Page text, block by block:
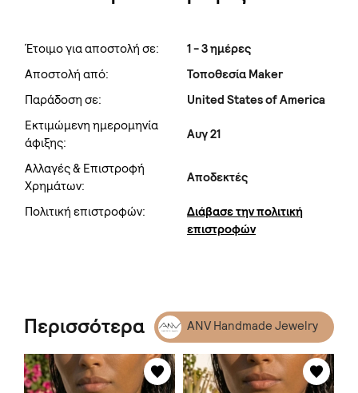
Έτοιμο για αποστολή σε:
1 - 3 ημέρες
Αποστολή από:
Τοποθεσία Maker
Παράδοση σε:
United States of America
Εκτιμώμενη ημερομηνία
άφιξης:
Αυγ 21
Αλλαγές & Επιστροφή
Χρημάτων:
Αποδεκτές
Πολιτική επιστροφών:
Διάβασε την πολιτική
επιστροφών
Περισσότερα ANV Handmade Jewelry